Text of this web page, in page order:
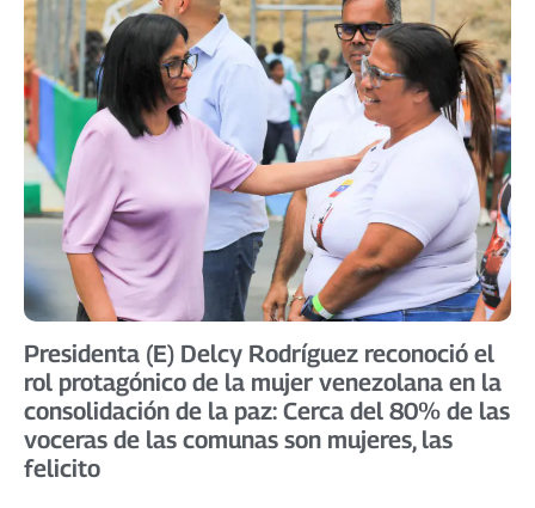
Presidenta (E) Delcy Rodríguez reconoció el
rol protagónico de la mujer venezolana en la
consolidación de la paz: Cerca del 80% de las
voceras de las comunas son mujeres, las
felicito